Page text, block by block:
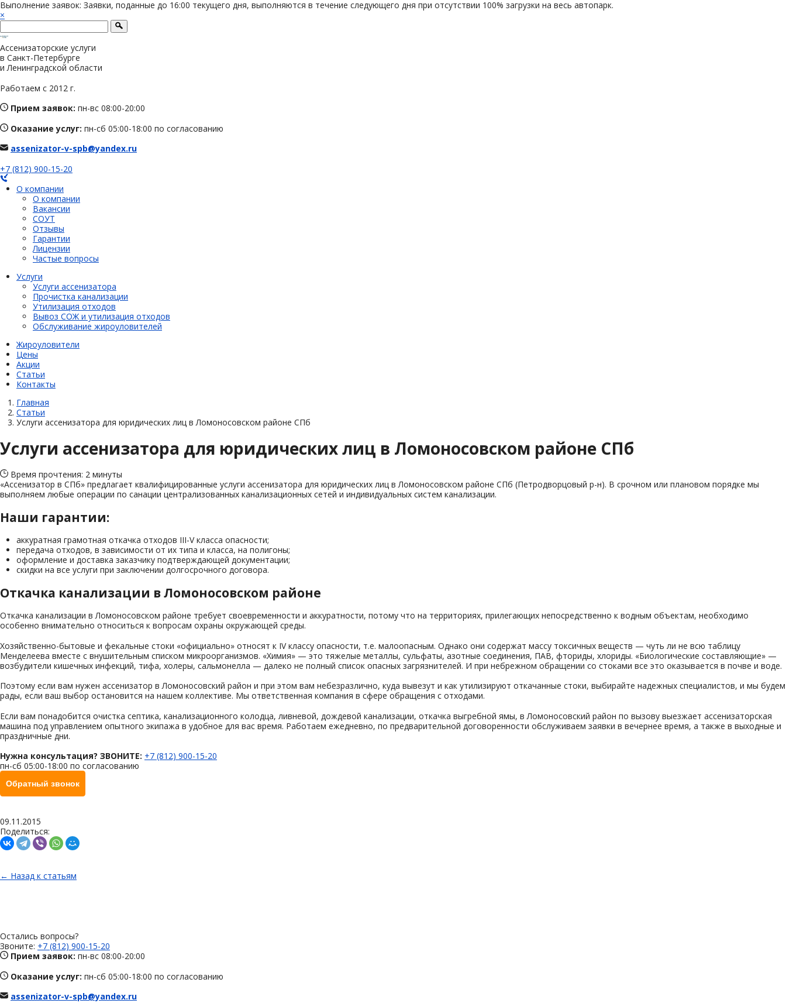
Выполнение заявок: Заявки, поданные до 16:00 текущего дня, выполняются в течение следующего дня при отсутствии 100% загрузки на весь автопарк.
×
Ассенизаторские услуги
в Санкт-Петербурге
и Ленинградской области
Работаем с 2012 г.
Прием заявок: пн-вс 08:00-20:00
Оказание услуг: пн-сб 05:00-18:00 по согласованию
assenizator-v-spb@yandex.ru
+7 (812) 900-15-20
О компании
О компании
Вакансии
СОУТ
Отзывы
Гарантии
Лицензии
Частые вопросы
Услуги
Услуги ассенизатора
Прочистка канализации
Утилизация отходов
Вывоз СОЖ и утилизация отходов
Обслуживание жироуловителей
Жироуловители
Цены
Акции
Статьи
Контакты
Главная
Статьи
Услуги ассенизатора для юридических лиц в Ломоносовском районе СПб
Услуги ассенизатора для юридических лиц в Ломоносовском районе СПб
Время прочтения: 2 минуты
«Ассенизатор в СПб» предлагает квалифицированные услуги ассенизатора для юридических лиц в Ломоносовском районе СПб (Петродворцовый р-н). В срочном или плановом порядке мы
выполняем любые операции по санации централизованных канализационных сетей и индивидуальных систем канализации.
Наши гарантии:
аккуратная грамотная откачка отходов III-V класса опасности;
передача отходов, в зависимости от их типа и класса, на полигоны;
оформление и доставка заказчику подтверждающей документации;
скидки на все услуги при заключении долгосрочного договора.
Откачка канализации в Ломоносовском районе
Откачка канализации в Ломоносовском районе требует своевременности и аккуратности, потому что на территориях, прилегающих непосредственно к водным объектам, необходимо
особенно внимательно относиться к вопросам охраны окружающей среды.
Хозяйственно-бытовые и фекальные стоки «официально» относят к IV классу опасности, т.е. малоопасным. Однако они содержат массу токсичных веществ — чуть ли не всю таблицу
Менделеева вместе с внушительным списком микроорганизмов. «Химия» — это тяжелые металлы, сульфаты, азотные соединения, ПАВ, фториды, хлориды. «Биологические составляющие» —
возбудители кишечных инфекций, тифа, холеры, сальмонелла — далеко не полный список опасных загрязнителей. И при небрежном обращении со стоками все это оказывается в почве и воде.
Поэтому если вам нужен ассенизатор в Ломоносовский район и при этом вам небезразлично, куда вывезут и как утилизируют откачанные стоки, выбирайте надежных специалистов, и мы будем
рады, если ваш выбор остановится на нашем коллективе. Мы ответственная компания в сфере обращения с отходами.
Если вам понадобится очистка септика, канализационного колодца, ливневой, дождевой канализации, откачка выгребной ямы, в Ломоносовский район по вызову выезжает ассенизаторская
машина под управлением опытного экипажа в удобное для вас время. Работаем ежедневно, по предварительной договоренности обслуживаем заявки в вечернее время, а также в выходные и
праздничные дни.
Нужна консультация? ЗВОНИТЕ: +7 (812) 900-15-20
пн-сб 05:00-18:00 по согласованию
Обратный звонок
09.11.2015
Поделиться:
← Назад к статьям
Остались вопросы?
Звоните: +7 (812) 900-15-20
Прием заявок: пн-вс 08:00-20:00
Оказание услуг: пн-сб 05:00-18:00 по согласованию
assenizator-v-spb@yandex.ru